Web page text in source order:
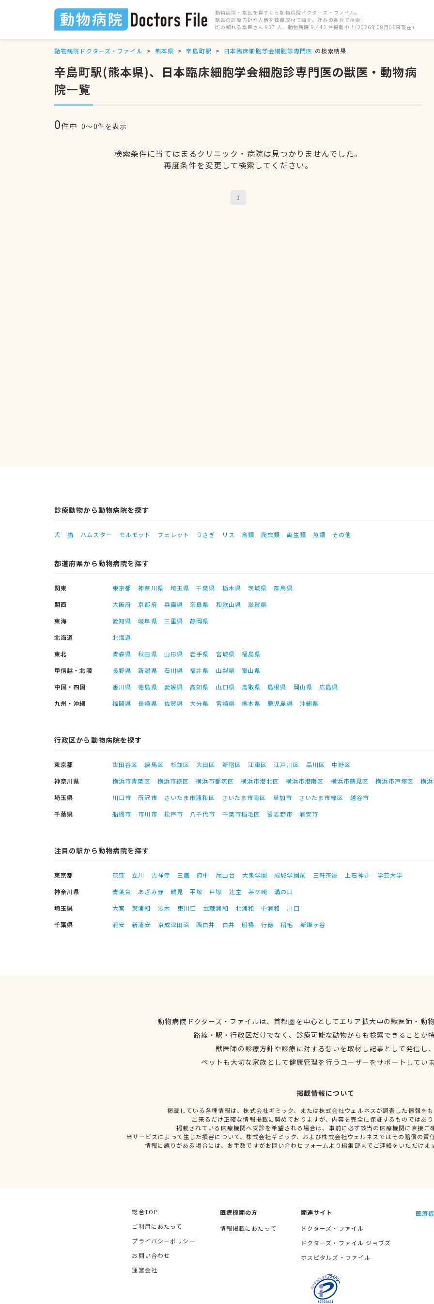
動物病院・獣医を探すなら動物病院ドクターズ・ファイル。
獣医の診療方針や人柄を独自取材で紹介。好みの条件で検索！
街の頼れる獣医さん 937 人、動物病院 9,443 件掲載中！(2026年08月06日現在)
動物病院ドクターズ・ファイル 熊本県 辛島町駅 日本臨床細胞学会細胞診専門医 の検索結果
辛島町駅(熊本県)、日本臨床細胞学会細胞診専門医の獣医・動物病
院一覧
0件中 0〜0件を表示
検索条件に当てはまるクリニック・病院は見つかりませんでした。
再度条件を変更して検索してください。
1
診療動物から動物病院を探す
犬 猫 ハムスター モルモット フェレット うさぎ リス 鳥類 爬虫類 両生類 魚類 その他
都道府県から動物病院を探す
関東 東京都 神奈川県 埼玉県 千葉県 栃木県 茨城県
群馬県
関西
大阪府 京都府 兵庫県 奈良県 和歌山県
滋賀県
東海
愛知県 岐阜県 三重県
静岡県
北海道
北海道
東北
青森県 秋田県 山形県 岩手県 宮城県
福島県
甲信越・北陸
長野県 新潟県 石川県 福井県 山梨県
富山県
中国・四国
香川県 徳島県 愛媛県 高知県 山口県 鳥取県 島根県 岡山県
広島県
九州・沖縄
福岡県 長崎県 佐賀県 大分県 宮崎県 熊本県 鹿児島県 沖縄県
行政区から動物病院を探す
東京都 世田谷区 練馬区 杉並区 大田区 新宿区 江東区 江戸川区 品川区
中野区
神奈川県
横浜市青葉区 横浜市緑区 横浜市都筑区 横浜市港北区 横浜市港南区 横浜市鶴見区 横浜市戸塚区
横
埼玉県
川口市 所沢市 さいたま市浦和区 さいたま市南区 草加市 さいたま市緑区
越谷市
千葉県
船橋市 市川市 松戸市 八千代市 千葉市稲毛区 習志野市 浦安市
注目の駅から動物病院を探す
東京都 荻窪 立川 吉祥寺 三鷹 府中 尾山台 大泉学園 成城学園前 三軒茶屋 上石神井
学芸大学
神奈川県
青葉台 あざみ野 鶴見 平塚 戸塚 辻堂 茅ケ崎
溝の口
埼玉県
大宮 東浦和 志木 東川口 武蔵浦和 北浦和 中浦和
川口
千葉県
浦安 新浦安 京成津田沼 西白井 白井 船橋 行徳 稲毛 新鎌ヶ谷
動物病院ドクターズ・ファイルは、首都圏を中心としてエリア拡大中の獣医師・動
路線・駅・行政区だけでなく、診療可能な動物からも検索できることが
獣医師の診療方針や診療に対する想いを取材し記事として発信し
ペットも大切な家族として健康管理を行うユーザーをサポートしてい
掲載情報について
掲載している各種情報は、株式会社ギミック、または株式会社ウェルネスが調査した情報を
出来るだけ正確な情報掲載に努めておりますが、内容を完全に保証するものではあ
掲載されている医療機関へ受診を希望される場合は、事前に必ず該当の医療機関に直接ご
当サービスによって生じた損害について、株式会社ギミック、および株式会社ウェルネスではその賠償の責
情報に誤りがある場合には、お手数ですがお問い合わせフォームより編集部までご連絡をいただけま
総合TOP
ご利用にあたって
プライバシーポリシー
お問い合わせ
運営会社
医療機関の方
情報掲載にあたって
関連サイト
ドクターズ・ファイル
ドクターズ・ファイル ジョブズ
ホスピタルズ・ファイル
医療